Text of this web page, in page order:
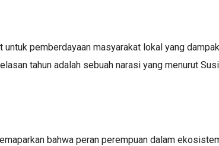
pemberdayaan masyarakat lokal yang
tahun adalah sebuah narasi yang menurut
bahwa peran perempuan dalam